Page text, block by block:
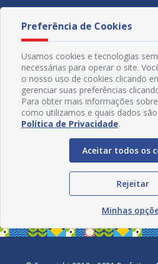
Preferência de Cookies
Usamos cookies e tecnologias
necessárias para operar o site.
o nosso uso de cookies clicando
gerenciar suas preferências
Para obter mais informações
como utilizamos e quais dados
Política de Privacidade.
Aceitar todos os
Rejeitar
Minhas